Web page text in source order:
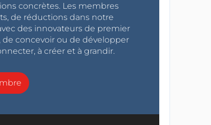
concrètes. Les membres
de réductions dans notre
des innovateurs de premier
de concevoir ou de développer
à créer et à grandir.